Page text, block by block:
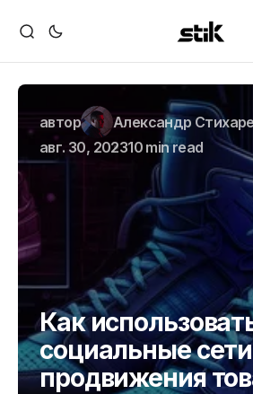
автор
Александр
авг. 30, 202310 min read
Как
социальные
продвижения